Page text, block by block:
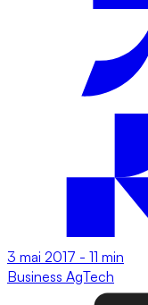
3 mai 2017 - 11 min
Business AgTech